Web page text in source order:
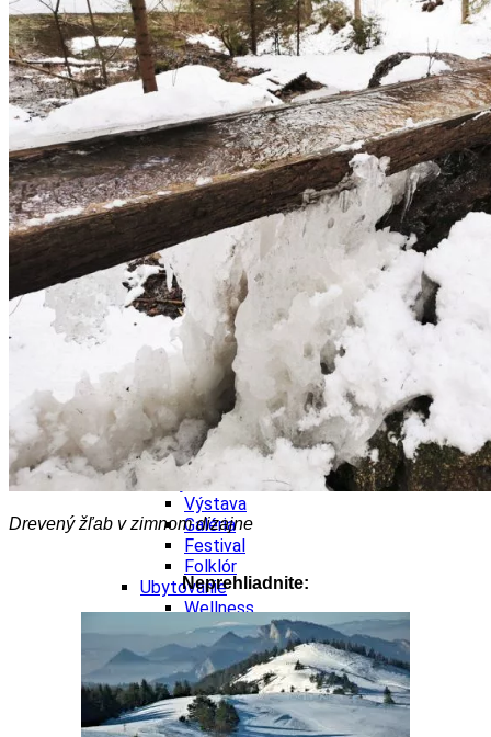
Hrady
Podujatia
Výstava
Galéria
Festival
Folklór
Koncert
Ubytovanie
Pobyty
Wellness
Gastro
Kultúra a tradície
Kúpele
Šport a agroturistika
Školstvo
Ekonomika obchod a doprava
Banskobystrický kraj
Výlet
Turistika
Cyklistika
Hrady
Podujatia
Výstava
Galéria
Festival
Folklór
Ubytovanie
Wellness
Gastro
Kaviarne
Kultúra a tradície
Kúpele
Šport a agroturistika
Drevený žľab v zimnom dizajne
Neprehliadnite: